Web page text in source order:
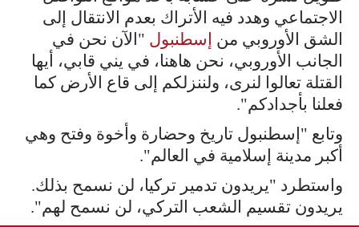
الاجتماعي وهدد فيه الأتراك بعدم الانتقال إلى
الشق الأوروبي من
إسطنبول "الآن نحن في
الجانب الأوروبي، نحن هاهنا، في يني قابي، أيها
القتلة تعالوا لنرى، ولننزلكم إلى قاع الأرض كما
فعلنا بأجدادكم".
وتابع "إسطنبول تاريخ وحضارة وأخوة وفتح وهي
أكبر مدينة إسلامية في العالم".
واستطرد "يريدون تدمير تركيا، لن نسمح بذلك.
يريدون تقسيم الشعب التركي، لن نسمح لهم".